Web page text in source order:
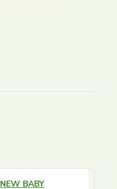
NEW BABY